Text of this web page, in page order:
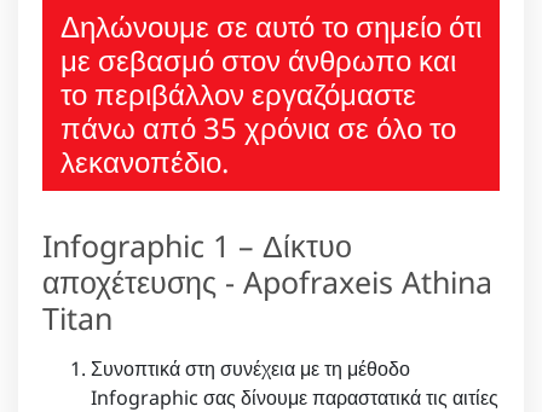
Δηλώνουμε σε αυτό το σημείο ότι
με σεβασμό στον άνθρωπο και
το περιβάλλον εργαζόμαστε
πάνω από 35 χρόνια σε όλο το
λεκανοπέδιο.
Infographic 1 – Δίκτυο
αποχέτευσης - Apofraxeis Athina
Titan
Συνοπτικά στη συνέχεια με τη μέθοδο
Infographic σας δίνουμε παραστατικά τις αιτίες